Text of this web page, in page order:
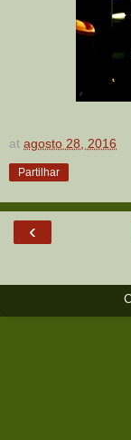
at agosto 28, 2016
Partilhar
‹